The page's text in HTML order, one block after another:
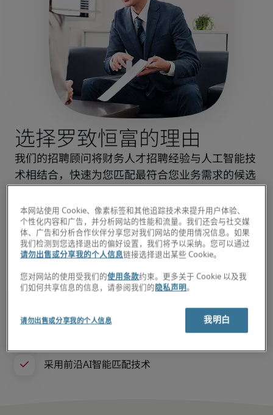
选择罗致恒富的理由
我们的招聘顾问将财务人才招聘经验与人工智能技
术相结合，快速为您匹配最符合您业务需求的候选
您不仅能获取本地市场洞察，还能接触到全球顶尖
人才。我们的成功业绩将为您的人才招聘保驾护
航。
本网站使用 Cookie、像素标签和其他追踪技术来提升用户体验、
个性化内容和广告，并分析网站的性能和流量。我们还会与社交媒
体、广告和分析合作伙伴分享您对我们网站的使用情况信息。如果
我们检测到您选择退出的偏好设置，我们将予以采纳。您可以通过
请勿出售或分享我的个人信息链接选择退出某些 Cookie。
您对网站的使用受我们的使用条款约束。更多关于 Cookie 以及我
们如何共享信息的信息，请参阅我们的 隐私声明。
请勿出售或分享我的个人信息 我明白